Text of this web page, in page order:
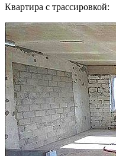
Квартира с трассировкой: